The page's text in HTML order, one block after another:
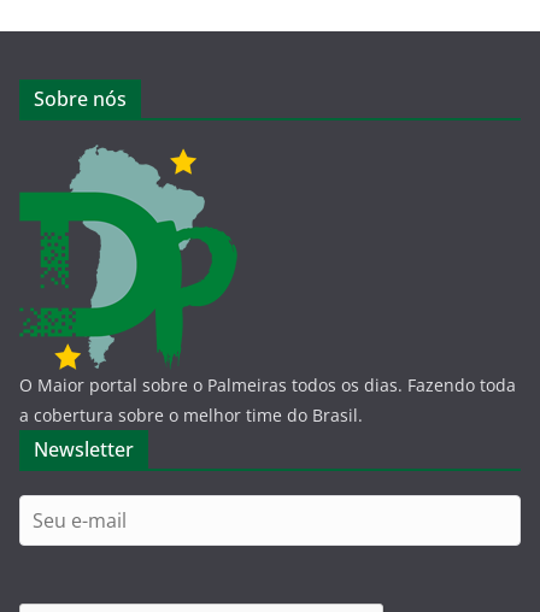
Sobre nós
O Maior portal sobre o Palmeiras todos os dias. Fazendo toda
a cobertura sobre o melhor time do Brasil.
Newsletter